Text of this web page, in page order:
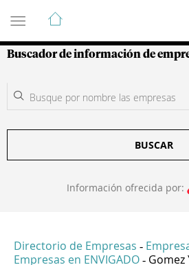
Guía de Empresas
Buscador de información de
BUSCAR
Información ofrecida por:
Directorio de Empresas -
Empresas en ENVIGADO - Gomez